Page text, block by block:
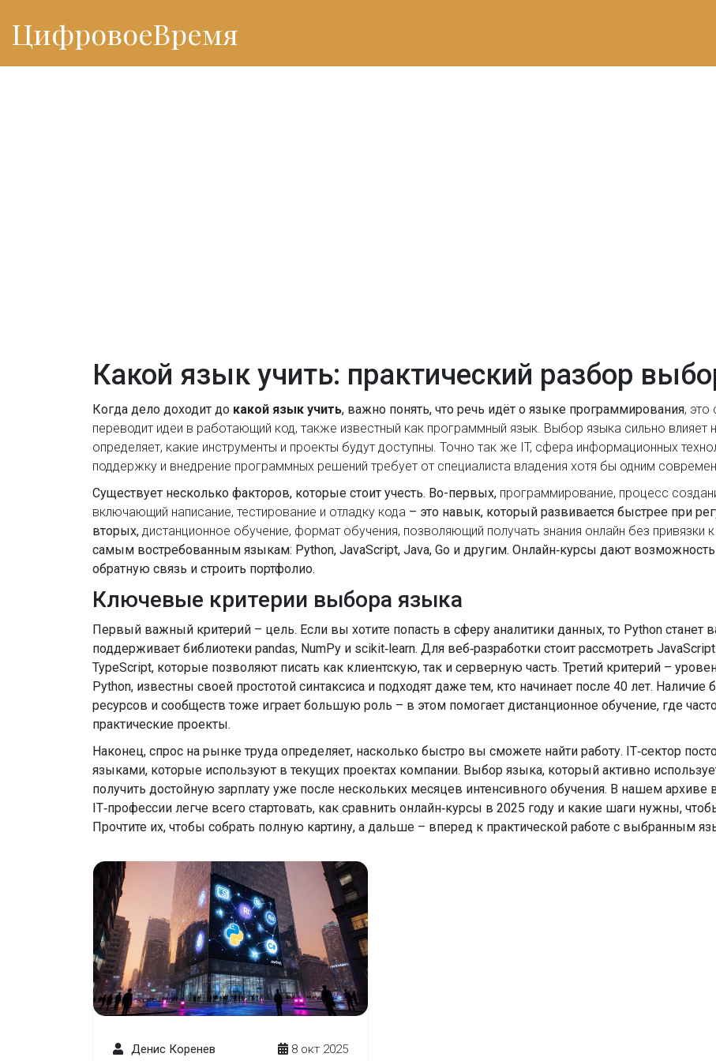
ЦифровоеВремя
Какой язык учить: практический разбор
Когда дело доходит до какой язык учить, важно понять, что речь идёт о языке программирования, это
переводит идеи в работающий код, также известный как программный язык. Выбор языка сильно влияет
определяет, какие инструменты и проекты будут доступны. Точно так же IT, сфера информационных
поддержку и внедрение программных решений требует от специалиста владения хотя бы одним
Существует несколько факторов, которые стоит учесть. Во-первых, программирование, процесс
включающий написание, тестирование и отладку кода – это навык, который развивается быстрее при
вторых, дистанционное обучение, формат обучения, позволяющий получать знания онлайн без привязки
самым востребованным языкам: Python, JavaScript, Java, Go и другим. Онлайн‑курсы дают возможность
обратную связь и строить портфолио.
Ключевые критерии выбора языка
Первый важный критерий – цель. Если вы хотите попасть в сферу аналитики данных, то Python
поддерживает библиотеки pandas, NumPy и scikit‑learn. Для веб‑разработки стоит рассмотреть
TypeScript, которые позволяют писать как клиентскую, так и серверную часть. Третий критерий –
Python, известны своей простотой синтаксиса и подходят даже тем, кто начинает после 40 лет.
ресурсов и сообществ тоже играет большую роль – в этом помогает дистанционное обучение, где
практические проекты.
Наконец, спрос на рынке труда определяет, насколько быстро вы сможете найти работу. IT‑сектор
языками, которые используют в текущих проектах компании. Выбор языка, который активно
получить достойную зарплату уже после нескольких месяцев интенсивного обучения. В нашем архиве
IT‑профессии легче всего стартовать, как сравнить онлайн‑курсы в 2025 году и какие шаги нужны,
Прочтите их, чтобы собрать полную картину, а дальше – вперед к практической работе с выбранным
Денис Коренев 8 окт 2025